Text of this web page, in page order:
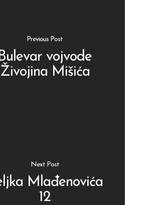
Previous Post
Bulevar vojvode
Živojina Mišića
Next Post
Mlađenovića
12
Sušeno Voće